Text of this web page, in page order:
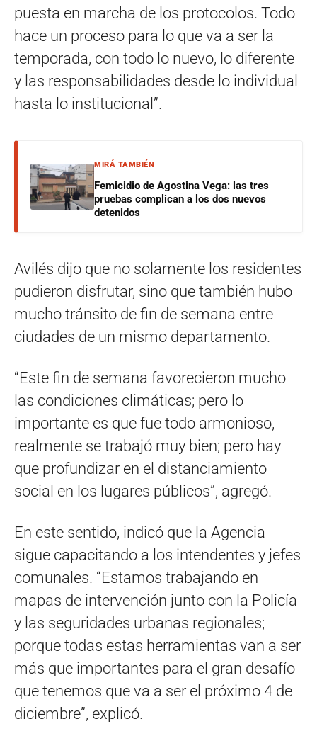
puesta en marcha de los protocolos. Todo
hace un proceso para lo que va a ser la
temporada, con todo lo nuevo, lo diferente
y las responsabilidades desde lo individual
hasta lo institucional”.
MIRÁ TAMBIÉN
Femicidio de Agostina Vega: las tres
pruebas complican a los dos nuevos
detenidos
Avilés dijo que no solamente los residentes
pudieron disfrutar, sino que también hubo
mucho tránsito de fin de semana entre
ciudades de un mismo departamento.
“Este fin de semana favorecieron mucho
las condiciones climáticas; pero lo
importante es que fue todo armonioso,
realmente se trabajó muy bien; pero hay
que profundizar en el distanciamiento
social en los lugares públicos”, agregó.
En este sentido, indicó que la Agencia
sigue capacitando a los intendentes y jefes
comunales. “Estamos trabajando en
mapas de intervención junto con la Policía
y las seguridades urbanas regionales;
porque todas estas herramientas van a ser
más que importantes para el gran desafío
que tenemos que va a ser el próximo 4 de
diciembre”, explicó.